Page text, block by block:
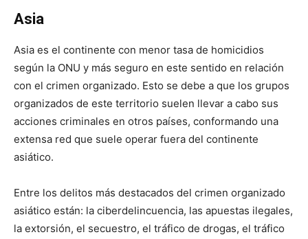
Asia
Asia es el continente con menor tasa de homicidios
según la ONU y más seguro en este sentido en relación
con el crimen organizado. Esto se debe a que los grupos
organizados de este territorio suelen llevar a cabo sus
acciones criminales en otros países, conformando una
extensa red que suele operar fuera del continente
asiático.
Entre los delitos más destacados del crimen organizado
asiático están: la ciberdelincuencia, las apuestas ilegales,
la extorsión, el secuestro, el tráfico de drogas, el tráfico